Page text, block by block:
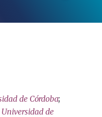
de Córdoba;
Universidad de